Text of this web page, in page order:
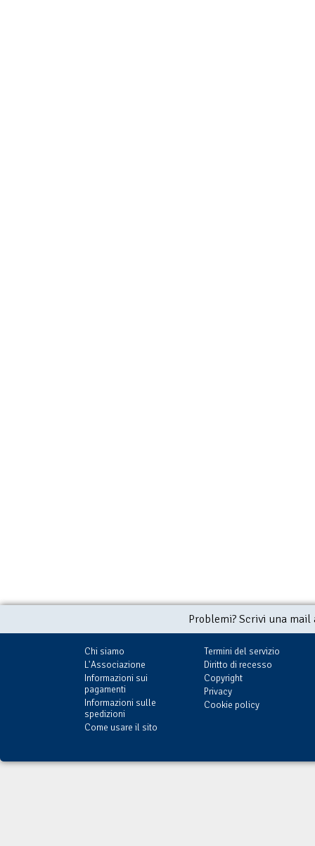
Problemi? Scrivi una
Chi siamo
L'Associazione
Informazioni sui
pagamenti
Informazioni sulle
spedizioni
Come usare il sito
Termini del servizio
Diritto di recesso
Copyright
Privacy
Cookie policy